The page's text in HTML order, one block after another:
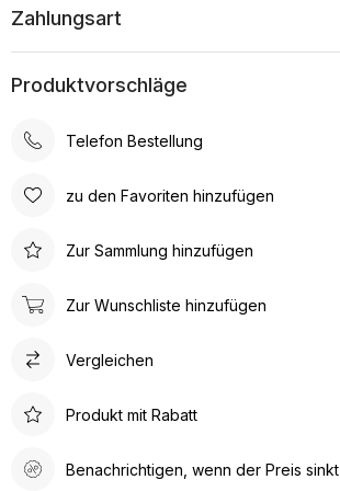
Zahlungsart
Produktvorschläge
Telefon Bestellung
zu den Favoriten hinzufügen
Zur Sammlung hinzufügen
Zur Wunschliste hinzufügen
Vergleichen
Produkt mit Rabatt
Benachrichtigen, wenn der Preis sinkt